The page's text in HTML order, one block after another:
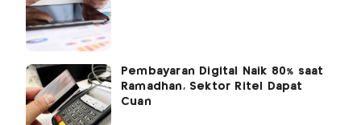
Pembayaran Digital Naik 80% saat
Ramadhan, Sektor Ritel Dapat
Cuan